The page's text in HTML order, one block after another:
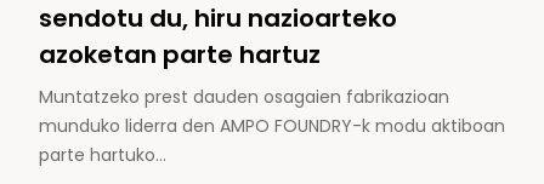
sendotu du, hiru nazioarteko
azoketan parte hartuz
Muntatzeko prest dauden osagaien fabrikazioan
munduko liderra den AMPO FOUNDRY-k modu aktiboan
parte hartuko…